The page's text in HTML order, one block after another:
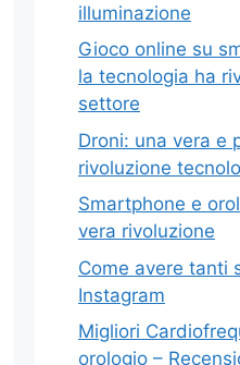
illuminazione
Gioco online su
la tecnologia ha
settore
Droni: una vera e
rivoluzione
Smartphone e
vera rivoluzione
Come avere tanti
Instagram
Migliori
orologio –